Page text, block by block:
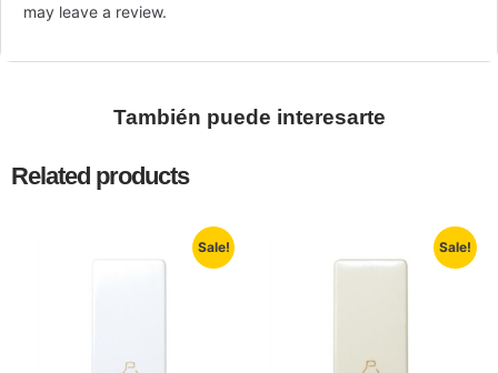
may leave a review.
También puede interesarte
Related products
Sale! Sale!